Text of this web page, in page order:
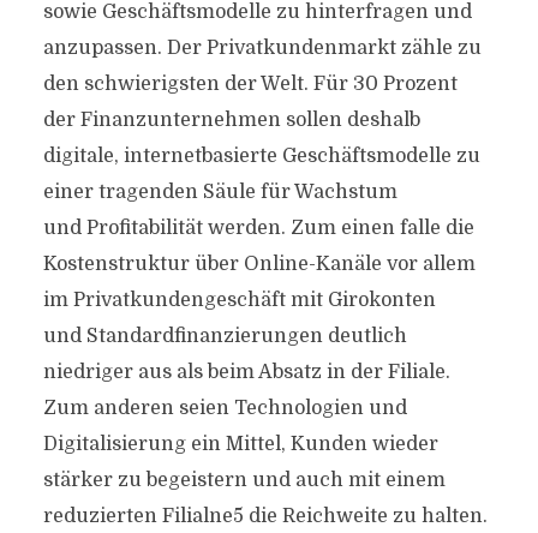
sowie Geschäftsmodelle zu hinterfragen und
anzupassen. Der Privatkundenmarkt zähle zu
den schwierigsten der Welt. Für 30 Prozent
der Finanzunternehmen sollen deshalb
digitale, internetbasierte Geschäftsmodelle zu
einer tragenden Säule für Wachstum
und Profitabilität werden. Zum einen falle die
Kostenstruktur über Online-Kanäle vor allem
im Privatkundengeschäft mit Girokonten
und Standardfinanzierungen deutlich
niedriger aus als beim Absatz in der Filiale.
Zum anderen seien Technologien und
Digitalisierung ein Mittel, Kunden wieder
stärker zu begeistern und auch mit einem
reduzierten Filialne5 die Reichweite zu halten.